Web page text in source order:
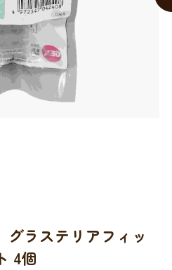
ラステリアフィッ
4個